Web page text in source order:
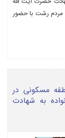
مردم رشت با حضور
مسکونی در
عضو یک خانواده به شهادت